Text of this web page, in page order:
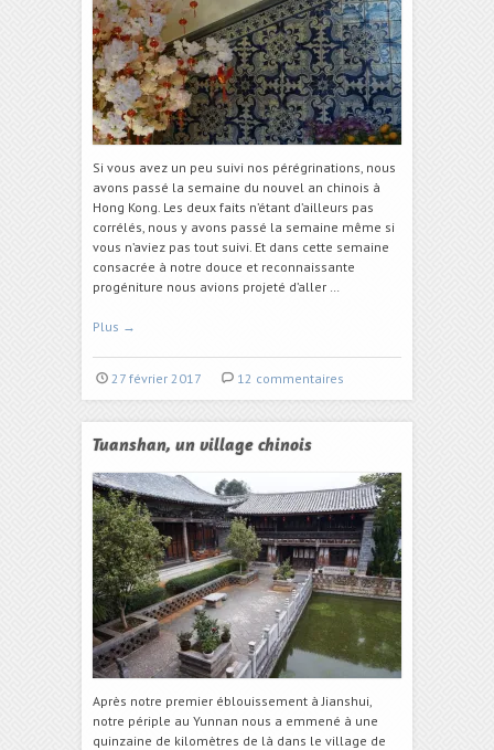
Si vous avez un peu suivi nos pérégrinations, nous
avons passé la semaine du nouvel an chinois à
Hong Kong. Les deux faits n’étant d’ailleurs pas
corrélés, nous y avons passé la semaine même si
vous n’aviez pas tout suivi. Et dans cette semaine
consacrée à notre douce et reconnaissante
progéniture nous avions projeté d’aller …
Plus →
27 février 2017 12 commentaires
Tuanshan, un village chinois
Après notre premier éblouissement à Jianshui,
notre périple au Yunnan nous a emmené à une
quinzaine de kilomètres de là dans le village de